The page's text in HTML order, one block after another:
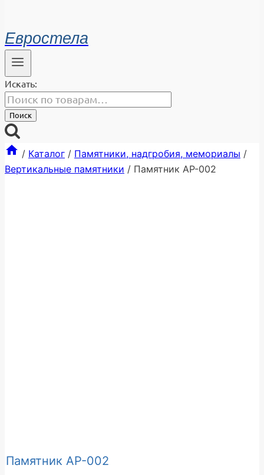
Евростела
Искать:
Поиск
/ Каталог / Памятники, надгробия, мемориалы /
Вертикальные памятники / Памятник АР-002
Памятник АР-002